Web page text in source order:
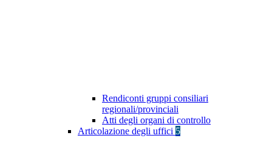
Rendiconti gruppi consiliari
regionali/provinciali
Atti degli organi di controllo
Articolazione degli uffici 5